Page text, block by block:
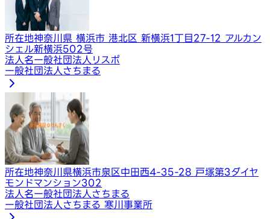
所在地神奈川県 横浜市 港北区 新横浜1丁目27-12 アルカン
シェル新横浜502号
法人名一般社団法人リスポ
一般社団法人さちまる
所在地神奈川県横浜市泉区中田西4-35-28 戸塚第3ダイヤ
モンドマンション302
法人名一般社団法人さちまる
一般社団法人さちまる 寒川事業所